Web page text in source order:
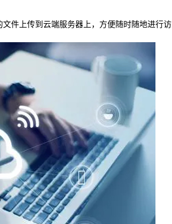
件上传到云端服务器上，方便随时随地进行访